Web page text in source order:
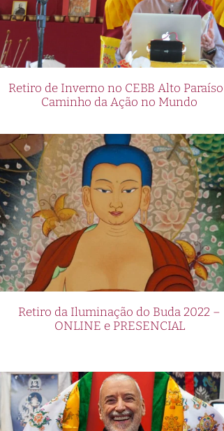
Retiro de Inverno no CEBB Alto Paraíso |
Caminho da Ação no Mundo
Retiro da Iluminação do Buda 2022 –
ONLINE e PRESENCIAL